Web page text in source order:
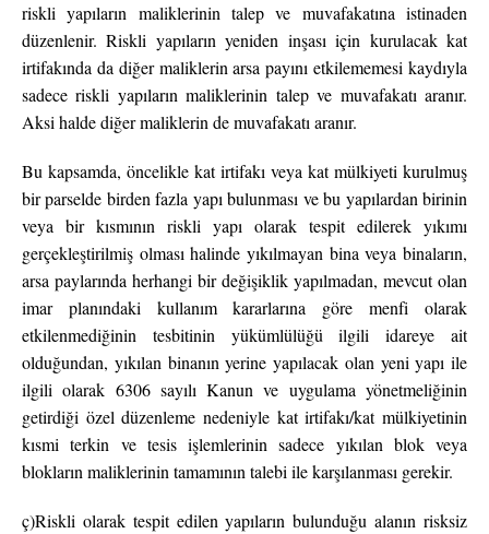
riskli yapıların maliklerinin talep ve muvafakatına istinaden
düzenlenir. Riskli yapıların yeniden inşası için kurulacak kat
irtifakında da diğer maliklerin arsa payını etkilememesi kaydıyla
sadece riskli yapıların maliklerinin talep ve muvafakatı aranır.
Aksi halde diğer maliklerin de muvafakatı aranır.
Bu kapsamda, öncelikle kat irtifakı veya kat mülkiyeti kurulmuş
bir parselde birden fazla yapı bulunması ve bu yapılardan birinin
veya bir kısmının riskli yapı olarak tespit edilerek yıkımı
gerçekleştirilmiş olması halinde yıkılmayan bina veya binaların,
arsa paylarında herhangi bir değişiklik yapılmadan, mevcut olan
imar planındaki kullanım kararlarına göre menfi olarak
etkilenmediğinin tesbitinin yükümlülüğü ilgili idareye ait
olduğundan, yıkılan binanın yerine yapılacak olan yeni yapı ile
ilgili olarak 6306 sayılı Kanun ve uygulama yönetmeliğinin
getirdiği özel düzenleme nedeniyle kat irtifakı/kat mülkiyetinin
kısmi terkin ve tesis işlemlerinin sadece yıkılan blok veya
blokların maliklerinin tamamının talebi ile karşılanması gerekir.
ç)Riskli olarak tespit edilen yapıların bulunduğu alanın risksiz